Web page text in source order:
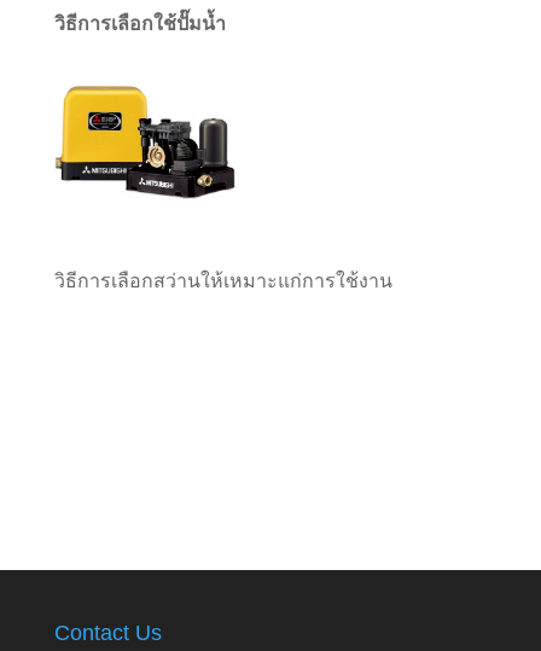
วิธีการเลือกใช้ปั๊มน้ำ
วิธีการเลือกสว่านให้เหมาะแก่การใช้งาน
Contact Us